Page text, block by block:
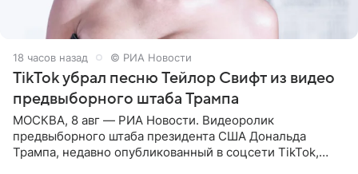
18 часов назад © РИА Новости
TikTok убрал песню Тейлор Свифт из видео
предвыборного штаба Трампа
МОСКВА, 8 авг — РИА Новости. Видеоролик
предвыборного штаба президента США Дональда
Трампа, недавно опубликованный в соцсети TikTok,